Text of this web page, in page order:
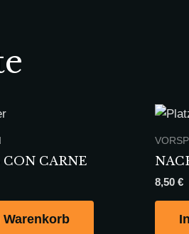
CARNE
Warenkorb
8,50 €